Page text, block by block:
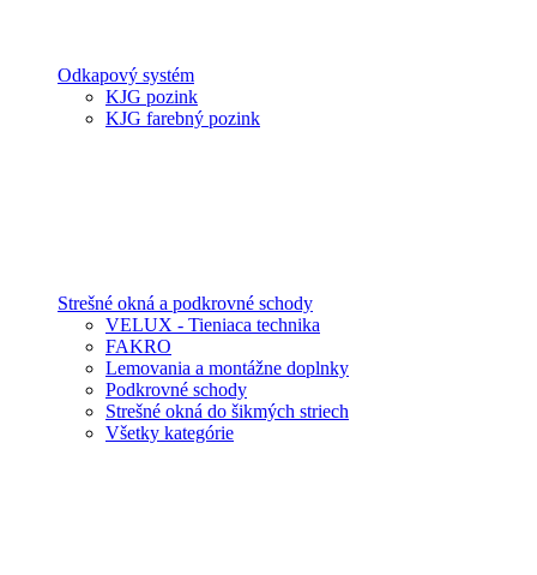
Odkapový systém
KJG pozink
KJG farebný pozink
Strešné okná a podkrovné schody
VELUX - Tieniaca technika
FAKRO
Lemovania a montážne doplnky
Podkrovné schody
Strešné okná do šikmých striech
Všetky kategórie